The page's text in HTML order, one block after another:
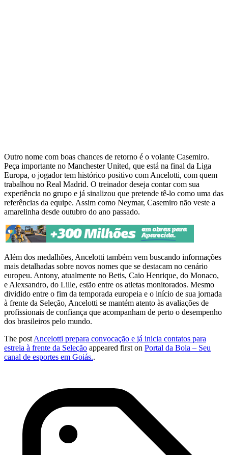
Outro nome com boas chances de retorno é o volante Casemiro.
Peça importante no Manchester United, que está na final da Liga
Europa, o jogador tem histórico positivo com Ancelotti, com quem
trabalhou no Real Madrid. O treinador deseja contar com sua
experiência no grupo e já sinalizou que pretende tê-lo como uma das
referências da equipe. Assim como Neymar, Casemiro não veste a
amarelinha desde outubro do ano passado.
Além dos medalhões, Ancelotti também vem buscando informações
mais detalhadas sobre novos nomes que se destacam no cenário
europeu. Antony, atualmente no Betis, Caio Henrique, do Monaco,
e Alexsandro, do Lille, estão entre os atletas monitorados. Mesmo
dividido entre o fim da temporada europeia e o início de sua jornada
à frente da Seleção, Ancelotti se mantém atento às avaliações de
profissionais de confiança que acompanham de perto o desempenho
dos brasileiros pelo mundo.
The post Ancelotti prepara convocação e já inicia contatos para
estreia à frente da Seleção appeared first on Portal da Bola – Seu
canal de esportes em Goiás..